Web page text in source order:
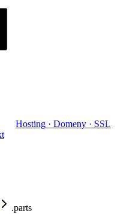
Hosting · Domeny · SSL
.parts